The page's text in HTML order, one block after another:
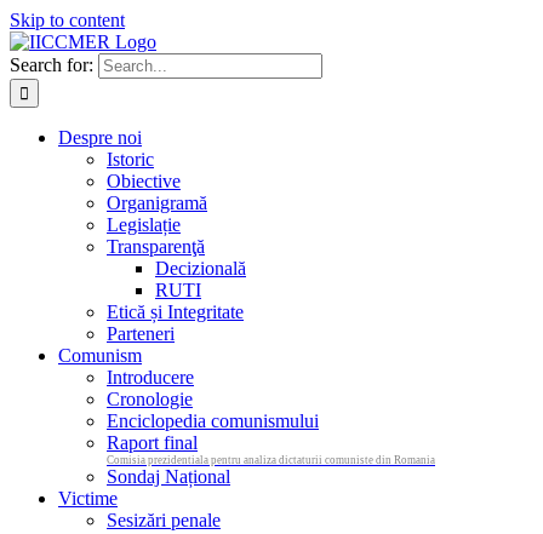
Skip to content
Search for:
Despre noi
Istoric
Obiective
Organigramă
Legislație
Transparenţă
Decizională
RUTI
Etică și Integritate
Parteneri
Comunism
Introducere
Cronologie
Enciclopedia comunismului
Raport final
Comisia prezidentiala pentru analiza dictaturii comuniste din Romania
Sondaj Național
Victime
Sesizări penale